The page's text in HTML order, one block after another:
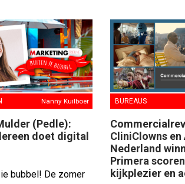
Nanny Kuilboer
(Pedle):
doet digital
bubbel! De zomer
BUREAUS
CliniClowns
Nederland
Primera
kijkplezier en